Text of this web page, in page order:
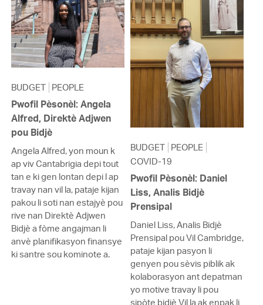
BUDGET PEOPLE
Pwofil Pèsonèl: Angela
Alfred, Direktè Adjwen
pou Bidjè
Angela Alfred, yon moun k
ap viv Cantabrigia depi tout
tan e ki gen lontan depi l ap
travay nan vil la, pataje kijan
pakou li soti nan estajyè pou
rive nan Direktè Adjwen
Bidjè a fòme angajman li
anvè planifikasyon finansye
ki santre sou kominote a.
BUDGET PEOPLE
COVID-19
Pwofil Pèsonèl: Daniel
Liss, Analis Bidjè
Prensipal
Daniel Liss, Analis Bidjè
Prensipal pou Vil Cambridge,
pataje kijan pasyon li
genyen pou sèvis piblik ak
kolaborasyon ant depatman
yo motive travay li pou
sipòte bidjè Vil la ak enpak li